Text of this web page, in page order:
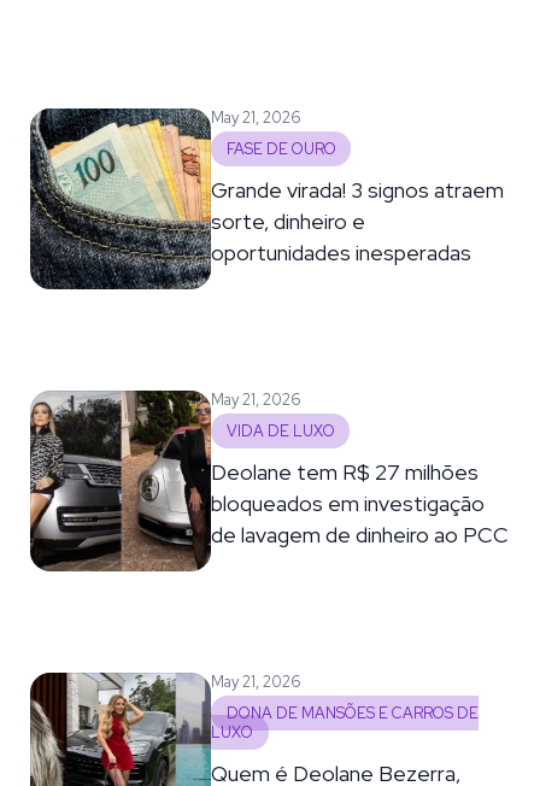
May 21, 2026
FASE DE OURO
Grande virada! 3 signos atraem
sorte, dinheiro e
oportunidades inesperadas
May 21, 2026
VIDA DE LUXO
Deolane tem R$ 27 milhões
bloqueados em investigação
de lavagem de dinheiro ao PCC
May 21, 2026
DONA DE MANSÕES E CARROS DE
LUXO
Quem é Deolane Bezerra,